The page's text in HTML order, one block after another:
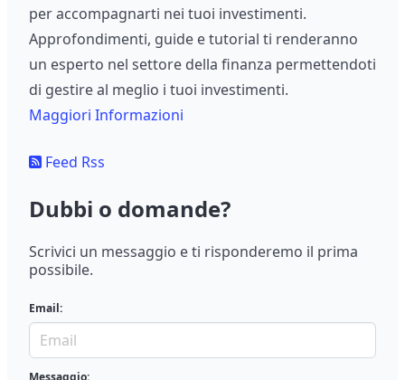
per accompagnarti nei tuoi investimenti.
Approfondimenti, guide e tutorial ti renderanno
un esperto nel settore della finanza permettendoti
di gestire al meglio i tuoi investimenti.
Maggiori Informazioni
Feed Rss
Dubbi o domande?
Scrivici un messaggio e ti risponderemo il prima
possibile.
Email: